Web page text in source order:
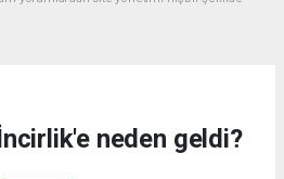
neden geldi?